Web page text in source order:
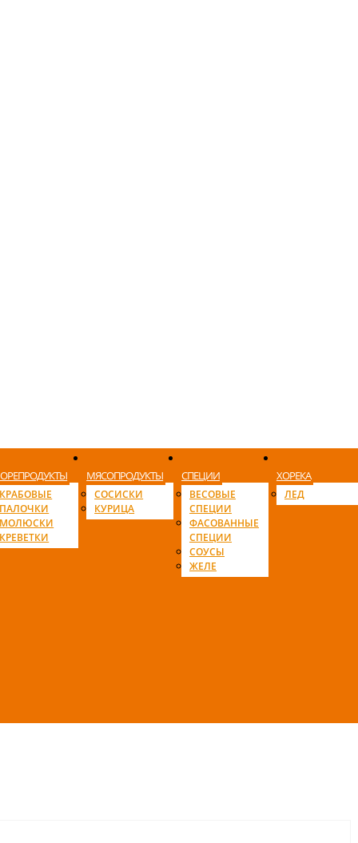
КРАБОВЫЕ
ПАЛОЧКИ
МОЛЮСКИ
КРЕВЕТКИ
МЯСОПРОДУКТЫ
СОСИСКИ
КУРИЦА
СПЕЦИИ
ВЕСОВЫЕ
СПЕЦИИ
ФАСОВАННЫЕ
СПЕЦИИ
СОУСЫ
ЖЕЛЕ
ХОРЕКА
ЛЕД